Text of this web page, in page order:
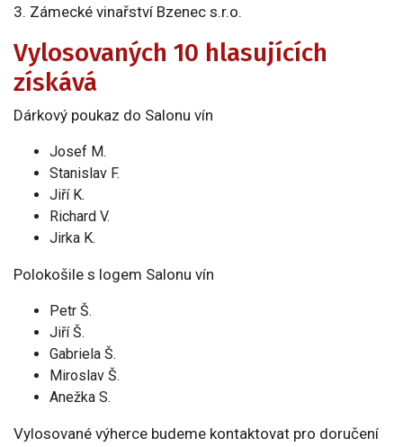
3. Zámecké vinařství Bzenec s.r.o.
Vylosovaných 10 hlasujících
získává
Dárkový poukaz do Salonu vín
Josef M.
Stanislav F.
Jiří K.
Richard V.
Jirka K.
Polokošile s logem Salonu vín
Petr Š.
Jiří Š.
Gabriela Š.
Miroslav Š.
Anežka S.
Vylosované výherce budeme kontaktovat pro doručení